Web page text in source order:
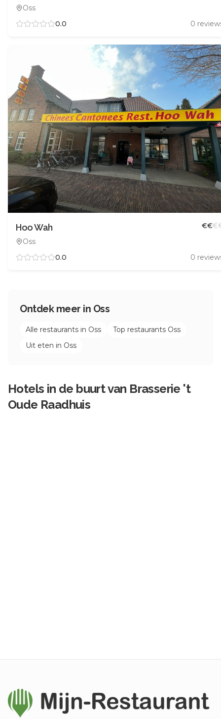
Oss
0.0
0
Hoo Wah
Oss
€€€
0.0 0
Ontdek meer in Oss
Alle restaurants in Oss Top restaurants Oss
Uit eten in Oss
Hotels in de buurt van Brasserie 't
Oude Raadhuis